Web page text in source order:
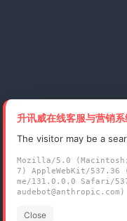
升讯威在线客服与营销系
The visitor may be a
Mozilla/5.0 (Macintosh;
7) AppleWebKit/537.36
me/131.0.0.0 Safari/
audebot@anthropic.com)
Close